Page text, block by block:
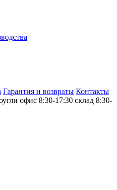
Гарантия и возвраты Контакты
офис 8:30-17:30 склад 8:30-